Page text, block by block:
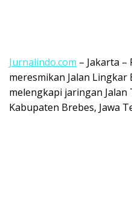
Jurnalindo.com – Jakarta –
meresmikan Jalan
melengkapi jaringan Jalan
Kabupaten Brebes, Jawa